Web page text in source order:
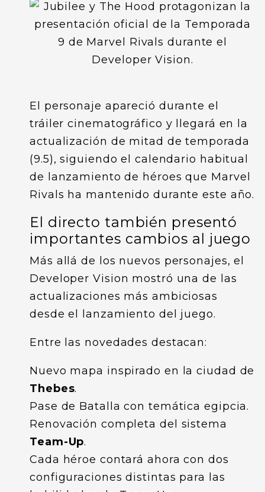
El personaje apareció durante el
tráiler cinematográfico y llegará en la
actualización de mitad de temporada
(9.5), siguiendo el calendario habitual
de lanzamiento de héroes que Marvel
Rivals ha mantenido durante este año.
El directo también presentó
importantes cambios al juego
Más allá de los nuevos personajes, el
Developer Vision mostró una de las
actualizaciones más ambiciosas
desde el lanzamiento del juego.
Entre las novedades destacan:
Nuevo mapa inspirado en la ciudad de
Thebes.
Pase de Batalla con temática egipcia.
Renovación completa del sistema
Team-Up.
Cada héroe contará ahora con dos
configuraciones distintas para las